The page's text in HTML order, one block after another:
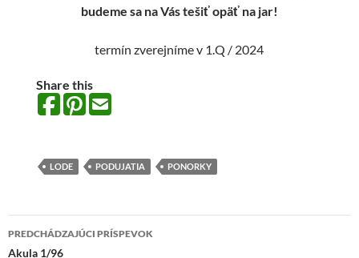
budeme sa na Vás tešiť opäť na jar!
termín zverejníme v 1.Q / 2024
Share this
LODE PODUJATIA PONORKY
Navigácia
PREDCHÁDZAJÚCI PRÍSPEVOK
Akula 1/96